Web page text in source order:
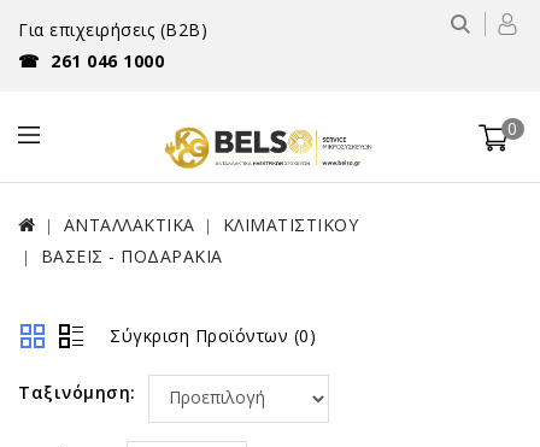
Για επιχειρήσεις (B2B)
☎ 261 046 1000
0
ΑΝΤΑΛΛΑΚΤΙΚΑ
ΚΛΙΜΑΤΙΣΤΙΚΟΥ
ΒΑΣΕΙΣ - ΠΟΔΑΡΑΚΙΑ
Σύγκριση Προϊόντων (0)
Ταξινόμηση: